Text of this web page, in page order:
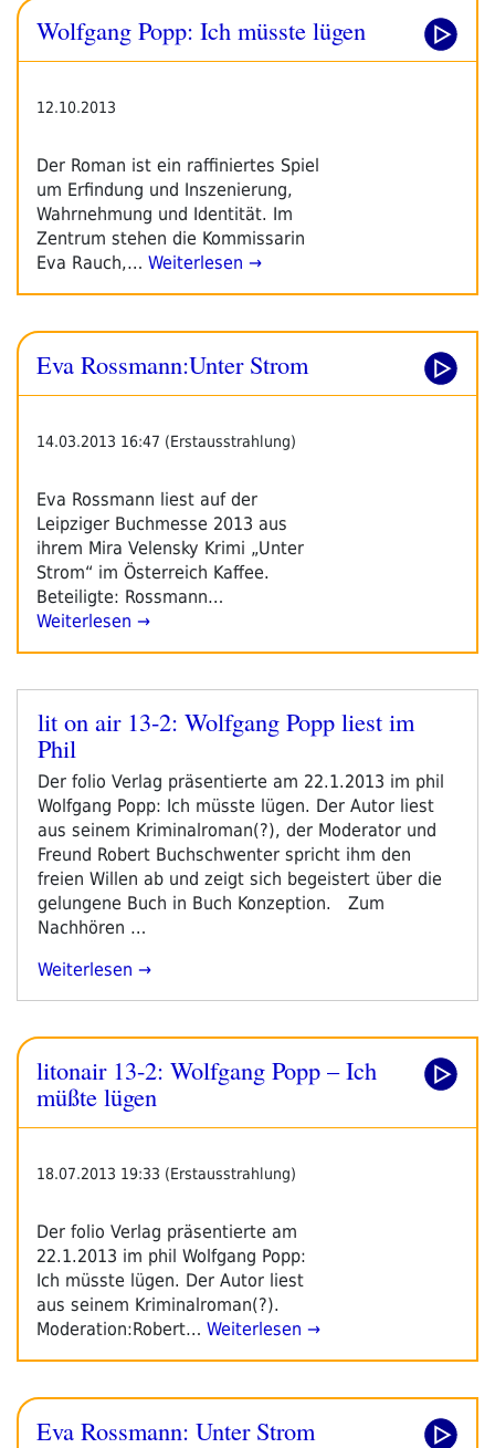
Wolfgang Popp: Ich müsste lügen
12.10.2013
Der Roman ist ein raffiniertes Spiel
um Erfindung und Inszenierung,
Wahrnehmung und Identität. Im
Zentrum stehen die Kommissarin
Eva Rauch,… Weiterlesen →
Eva Rossmann:Unter Strom
14.03.2013 16:47 (Erstausstrahlung)
Eva Rossmann liest auf der
Leipziger Buchmesse 2013 aus
ihrem Mira Velensky Krimi „Unter
Strom“ im Österreich Kaffee.
Beteiligte: Rossmann…
Weiterlesen →
Veröffentlicht
am
lit on air 13-2: Wolfgang Popp liest im
Phil
Der folio Verlag präsentierte am 22.1.2013 im phil
Wolfgang Popp: Ich müsste lügen. Der Autor liest
aus seinem Kriminalroman(?), der Moderator und
Freund Robert Buchschwenter spricht ihm den
freien Willen ab und zeigt sich begeistert über die
gelungene Buch in Buch Konzeption. Zum
Nachhören …
„lit
13-
2:
Wolfgang
Im
Phil“
Weiterlesen
litonair 13-2: Wolfgang Popp – Ich
müßte lügen
18.07.2013 19:33 (Erstausstrahlung)
Der folio Verlag präsentierte am
22.1.2013 im phil Wolfgang Popp:
Ich müsste lügen. Der Autor liest
aus seinem Kriminalroman(?).
Moderation:Robert… Weiterlesen →
Eva Rossmann: Unter Strom